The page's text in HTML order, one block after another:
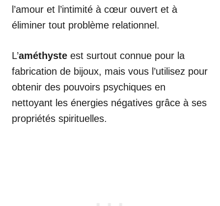
l’amour et l’intimité à cœur ouvert et à
éliminer tout problème relationnel.
L’améthyste est surtout connue pour la
fabrication de bijoux, mais vous l’utilisez pour
obtenir des pouvoirs psychiques en
nettoyant les énergies négatives grâce à ses
propriétés spirituelles.